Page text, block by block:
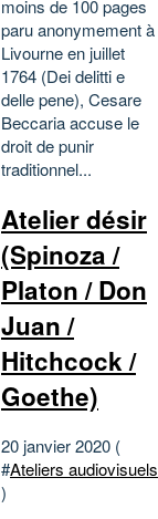
moins de 100 pages
paru anonymement à
Livourne en juillet
1764 (Dei delitti e
delle pene), Cesare
Beccaria accuse le
droit de punir
traditionnel...
Atelier désir
(Spinoza /
Platon / Don
Juan /
Hitchcock /
Goethe)
20 janvier 2020 (
#Ateliers audiovisuels
)